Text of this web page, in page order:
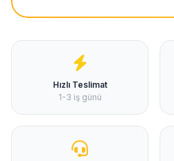
Hızlı Teslimat
1-3 iş günü